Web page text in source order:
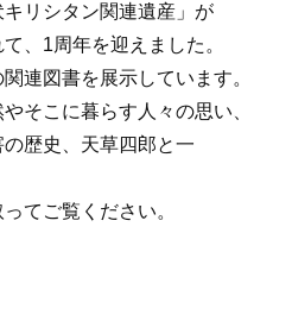
キリシタン関連遺産」が
、1周年を迎えました。
連図書を展示しています。
そこに暮らす人々の思い
の歴史、天草四郎と一
てご覧ください。